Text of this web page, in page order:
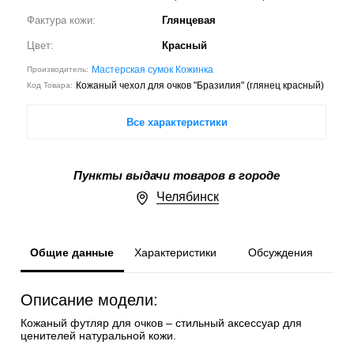
Фактура кожи: Глянцевая
Цвет: Красный
Производитель: Мастерская сумок Кожинка
Код Товара: Кожаный чехол для очков "Бразилия" (глянец красный)
Все характеристики
Пункты выдачи товаров в городе
Челябинск
Общие данные Характеристики Обсуждения
Описание модели:
Кожаный футляр для очков – стильный аксессуар для
ценителей натуральной кожи.